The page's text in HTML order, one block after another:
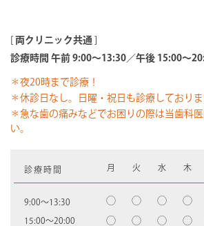
[ 両クリニック共通 ]
診療時間 午前 9:00～13:30／午後 15:00～
＊夜20時まで診療！
＊休診日なし。日曜・祝日も診療しておりま
＊急な歯の痛みなどでお困りの際は当歯科
い。
診療時間 月 火 水 木
9:00〜13:30 ◯ ◯ ◯ ◯
15:00〜20:00 ◯ ◯ ◯ ◯